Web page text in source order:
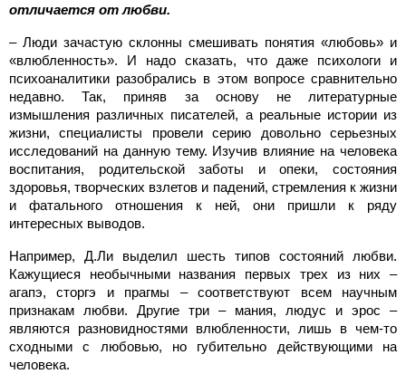
отличается от любви.
– Люди зачастую склонны смешивать понятия «любовь» и
«влюбленность». И надо сказать, что даже психологи и
психоаналитики разобрались в этом вопросе сравнительно
недавно. Так, приняв за основу не литературные
измышления различных писателей, а реальные истории из
жизни, специалисты провели серию довольно серьезных
исследований на данную тему. Изучив влияние на человека
воспитания, родительской заботы и опеки, состояния
здоровья, творческих взлетов и падений, стремления к жизни
и фатального отношения к ней, они пришли к ряду
интересных выводов.
Например, Д.Ли выделил шесть типов состояний любви.
Кажущиеся необычными названия первых трех из них –
агапэ, сторгэ и прагмы – соответствуют всем научным
признакам любви. Другие три – мания, людус и эрос –
являются разновидностями влюбленности, лишь в чем-то
сходными с любовью, но губительно действующими на
человека.